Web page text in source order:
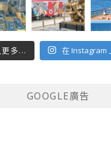
多... 在 Instagram
GOOGLE廣告